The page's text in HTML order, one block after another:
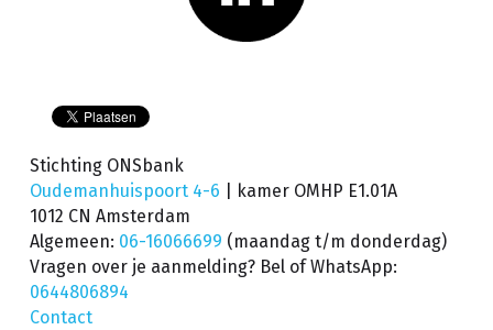
Stichting ONSbank
Oudemanhuispoort 4-6
| kamer OMHP E1.01A
1012 CN Amsterdam
Algemeen: 06-16066699 (maandag t/m donderdag)
0644806894
Contact